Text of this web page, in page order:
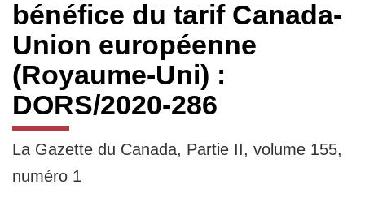
bénéfice du tarif Canada-
Union européenne
(Royaume-Uni) :
DORS/2020-286
La Gazette du Canada, Partie II, volume 155,
numéro 1